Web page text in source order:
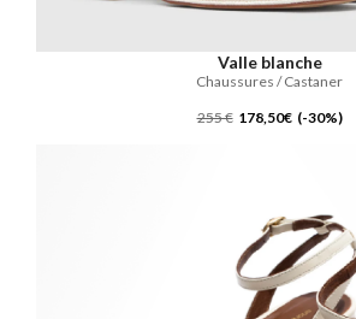
Valle blanche
Chaussures / Castaner
255 € 178,50€ (-30%)